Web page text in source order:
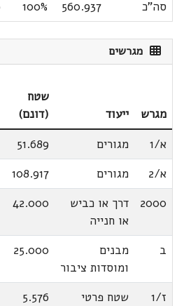
סה"כ 560.937
100%
מגרשים
מגרש ייעוד
שטח
(דונם)
א/1
מגורים 51.689
א/2
מגורים 108.917
2000
דרך או כביש
או חנייה
42.000
ב
מבנים
ומוסדות ציבור
25.000
ז/1
שטח פרטי
5.576